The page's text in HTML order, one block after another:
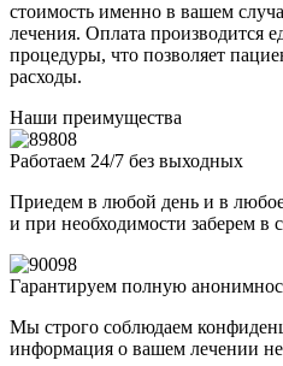
стоимость именно в вашем
лечения. Оплата производится
процедуры, что позволяет
расходы.
Наши преимущества
Работаем 24/7 без выходных
Приедем в любой день и в
и при необходимости заберем в
Гарантируем полную
Мы строго соблюдаем
информация о вашем лечении не